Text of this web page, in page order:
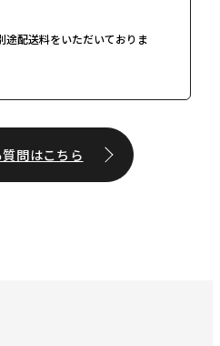
配送料をいただいておりま
問はこちら